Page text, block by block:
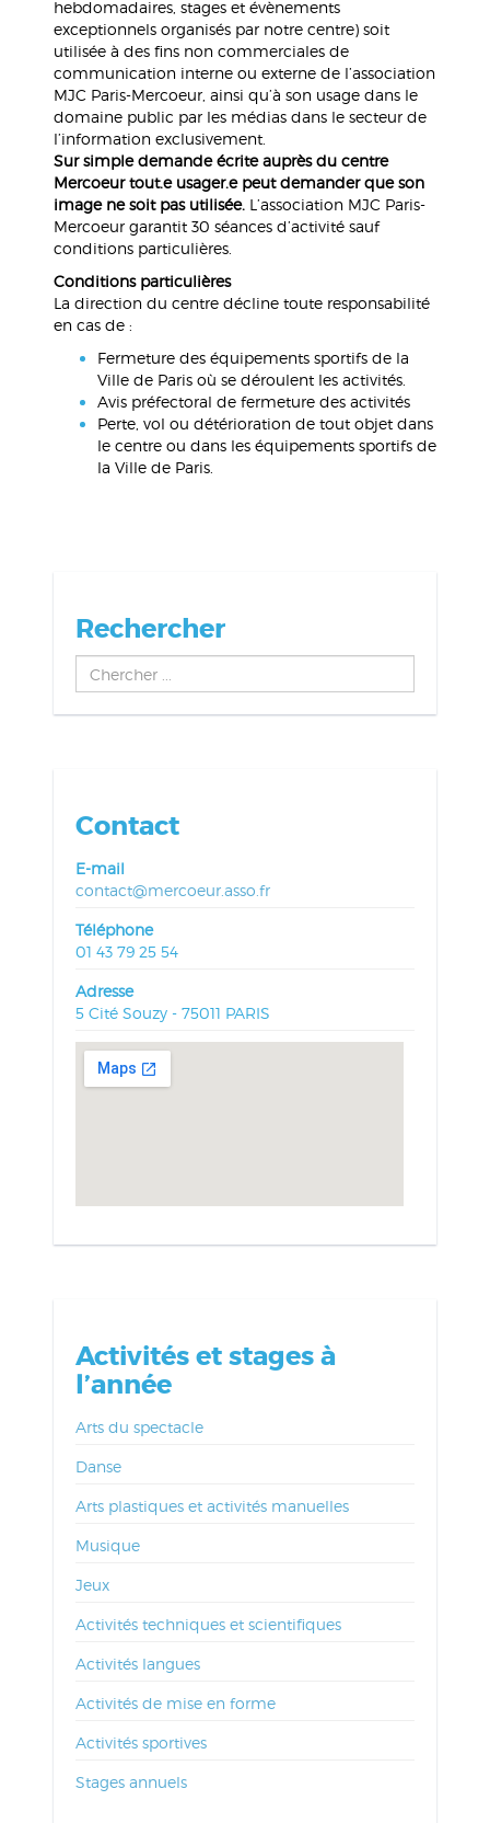
hebdomadaires, stages et évènements
exceptionnels organisés par notre centre) soit
utilisée à des fins non commerciales de
communication interne ou externe de l’association
MJC Paris-Mercoeur, ainsi qu’à son usage dans le
domaine public par les médias dans le secteur de
l’information exclusivement.
Sur simple demande écrite auprès du centre
Mercoeur tout.e usager.e peut demander que son
image ne soit pas utilisée.L’association MJC Paris-
Mercoeur garantit 30 séances d’activité sauf
conditions particulières.
Conditions particulières
La direction du centre décline toute responsabilité
en cas de :
Fermeture des équipements sportifs de la
Ville de Paris où se déroulent les activités.
Avis préfectoral de fermeture des activités
Perte, vol ou détérioration de tout objet dans
le centre ou dans les équipements sportifs de
la Ville de Paris.
Rechercher
Chercher
...
Contact
E-mail
contact@mercoeur.asso.fr
Téléphone
01 43 79 25 54
Adresse
5 Cité Souzy - 75011 PARIS
Activités et stages à
l’année
Arts du spectacle
Danse
Arts plastiques et activités manuelles
Musique
Jeux
Activités techniques et scientifiques
Activités langues
Activités de mise en forme
Activités sportives
Stages annuels